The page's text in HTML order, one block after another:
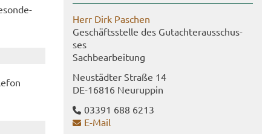
Herr Dirk Pa­schen
Ge­schäfts­stel­le des Gut­ach­ter­aus­schus­
ses
Sach­be­ar­bei­tung
Neu­städ­ter Stra­ße 14
DE-​16816 Neu­rup­pin
03391 688 6213
E-​Mail